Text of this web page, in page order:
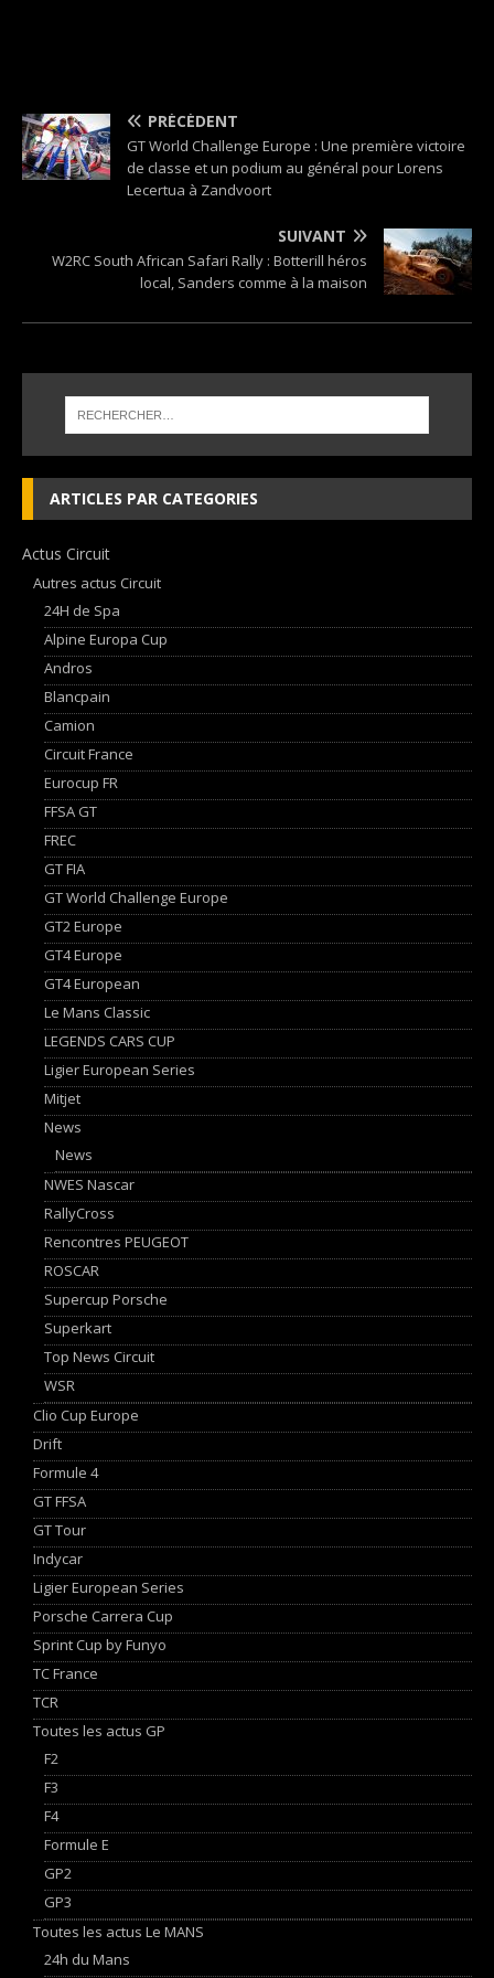
PRÉCÉDENT
GT World Challenge Europe : Une première victoire
de classe et un podium au général pour Lorens
Lecertua à Zandvoort
SUIVANT
W2RC South African Safari Rally : Botterill héros
local, Sanders comme à la maison
ARTICLES PAR CATEGORIES
Actus Circuit
Autres actus Circuit
24H de Spa
Alpine Europa Cup
Andros
Blancpain
Camion
Circuit France
Eurocup FR
FFSA GT
FREC
GT FIA
GT World Challenge Europe
GT2 Europe
GT4 Europe
GT4 European
Le Mans Classic
LEGENDS CARS CUP
Ligier European Series
Mitjet
News
News
NWES Nascar
RallyCross
Rencontres PEUGEOT
ROSCAR
Supercup Porsche
Superkart
Top News Circuit
WSR
Clio Cup Europe
Drift
Formule 4
GT FFSA
GT Tour
Indycar
Ligier European Series
Porsche Carrera Cup
Sprint Cup by Funyo
TC France
TCR
Toutes les actus GP
F2
F3
F4
Formule E
GP2
GP3
Toutes les actus Le MANS
24h du Mans